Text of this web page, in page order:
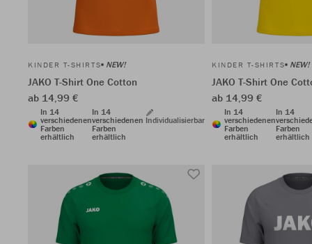
KINDER T-SHIRTS NEW!
JAKO T-Shirt One Cotton
ab 14,99 €
In 14
verschiedenen
Farben
erhältlich
In 14
verschiedenen
Farben
erhältlich
Individualisierbar
KINDER T-SHIRTS NEW!
JAKO T-Shirt One
ab 14,99 €
In 14
verschiedenen
Farben
erhältlich
In 14
Farben
erhältlich